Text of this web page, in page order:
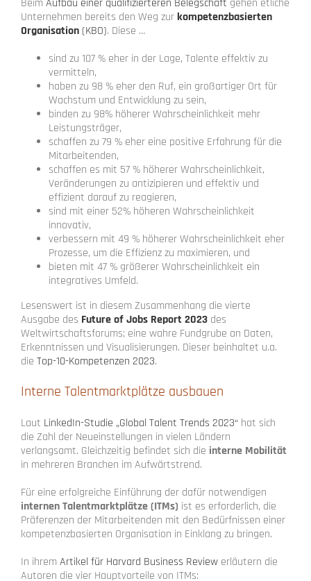
BeimAufbau einer qualifizierteren Belegschaft gehen etliche
Unternehmen bereits den Weg zurkompetenzbasierten
Organisation (KBO). Diese …
sind zu 107 % eher in der Lage, Talente effektiv zu
vermitteln,
haben zu 98 % eher den Ruf, ein großartiger Ort für
Wachstum und Entwicklung zu sein,
binden zu 98% höherer Wahrscheinlichkeit mehr
Leistungsträger,
schaffen zu 79 % eher eine positive Erfahrung für die
Mitarbeitenden,
schaffen es mit 57 % höherer Wahrscheinlichkeit,
Veränderungen zu antizipieren und effektiv und
effizient darauf zu reagieren,
sind mit einer 52% höheren Wahrscheinlichkeit
innovativ,
verbessern mit 49 % höherer Wahrscheinlichkeit eher
Prozesse, um die Effizienz zu maximieren, und
bieten mit 47 % größerer Wahrscheinlichkeit ein
integratives Umfeld.
Lesenswert ist in diesem Zusammenhang die vierte
Ausgabe des Future of Jobs Report 2023 des
Weltwirtschaftsforums; eine wahre Fundgrube an Daten,
Erkenntnissen und Visualisierungen. Dieser beinhaltet u.a.
die Top-10-Kompetenzen 2023.
Interne Talentmarktplätze ausbauen
Laut LinkedIn-Studie „Global Talent Trends 2023“ hat sich
die Zahl der Neueinstellungen in vielen Ländern
verlangsamt. Gleichzeitig befindet sich die interne Mobilität
in mehreren Branchen im Aufwärtstrend.
Für eine erfolgreiche Einführung der dafür notwendigen
internen Talentmarktplätze (ITMs) ist es erforderlich, die
Präferenzen der Mitarbeitenden mit den Bedürfnissen einer
kompetenzbasierten Organisation in Einklang zu bringen.
In ihremArtikel für Harvard Business Review erläutern die
Autoren die vier Hauptvorteile von ITMs: